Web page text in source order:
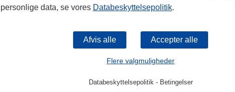
personlige data, se vores Databeskyttelsepolitik.
Flere valgmuligheder
Databeskyttelsepolitik- Betingelser